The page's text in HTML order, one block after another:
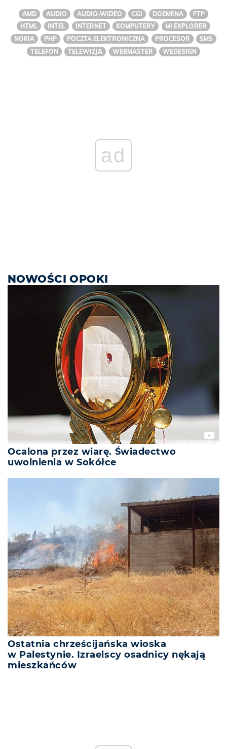
AMD AUDIO AUDIO-WIDEO CGI DOEMENA
FTP
HTML
INTEL INTERNET KOMPUTERY
MI EXPLORER
NOKIA
PHP POCZTA ELEKTRONICZNA PROCESOR
SMS
TELEFON
TELEWIZJA WEBMASTER WEDESIGN
ad
NOWOŚCI OPOKI
Ocalona przez wiarę. Świadectwo
uwolnienia w Sokółce
Ostatnia chrześcijańska wioska
w Palestynie. Izraelscy osadnicy nękają
mieszkańców